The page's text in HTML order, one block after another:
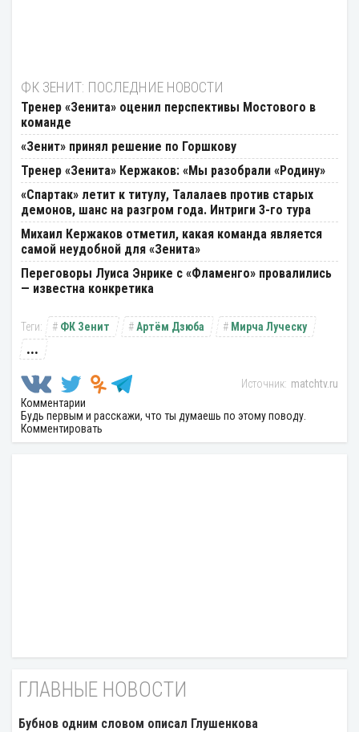
ФК ЗЕНИТ: ПОСЛЕДНИЕ НОВОСТИ
Тренер «Зенита» оценил перспективы Мостового в
команде
«Зенит» принял решение по Горшкову
Тренер «Зенита» Кержаков: «Мы разобрали «Родину»
«Спартак» летит к титулу, Талалаев против старых
демонов, шанс на разгром года. Интриги 3-го тура
Михаил Кержаков отметил, какая команда является
самой неудобной для «Зенита»
Переговоры Луиса Энрике с «Фламенго» провалились
— известна конкретика
ФК Зенит Артём Дзюба Мирча Луческу
...
matchtv.ru
Комментарии
Будь первым и расскажи, что ты думаешь по этому поводу.
Комментировать
ГЛАВНЫЕ НОВОСТИ
Бубнов одним словом описал Глушенкова